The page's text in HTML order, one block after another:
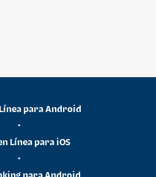
para Android
•
Línea para iOS
•
para Android